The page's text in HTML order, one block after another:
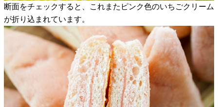
断面をチェックすると、これまたピンク色のいちごクリーム
が折り込まれています。